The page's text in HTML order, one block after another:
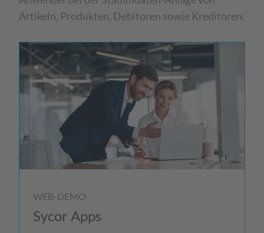
Artikeln, Produkten, Debitoren sowie Kreditoren.
WEB-DEMO
Sycor Apps